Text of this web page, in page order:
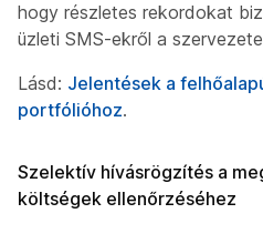
hogy részletes rekordokat
üzleti SMS-ekről a
Lásd: Jelentések a
portfólióhoz.
Szelektív hívásrögzítés a
költségek ellenőrzéséhez